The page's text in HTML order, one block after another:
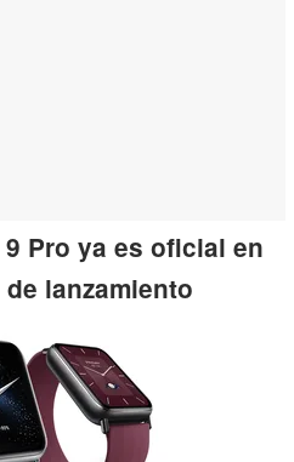
Pro ya es oficial en
lanzamiento